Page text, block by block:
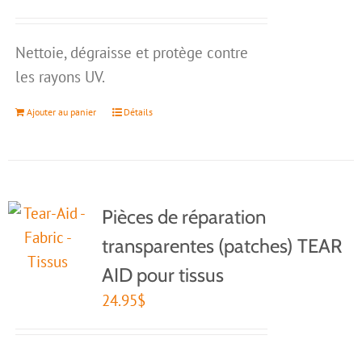
Nettoie, dégraisse et protège contre
les rayons UV.
Ajouter au panier Détails
Pièces de réparation
transparentes (patches) TEAR
AID pour tissus
24.95$